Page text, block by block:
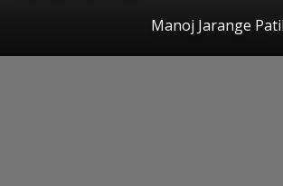
Manoj Jarange